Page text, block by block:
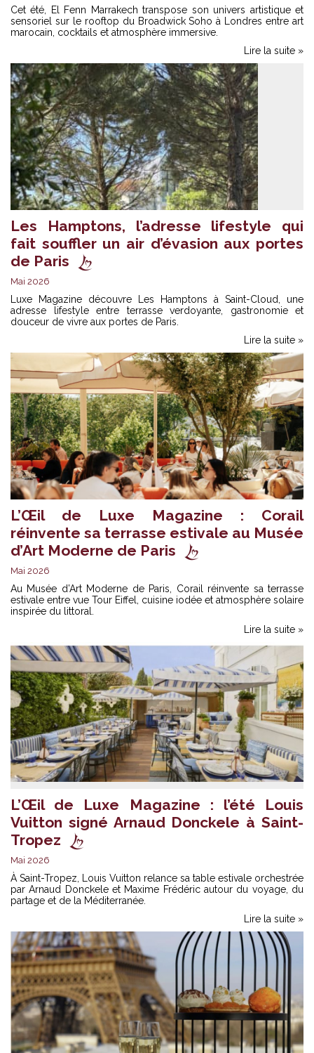
Cet été, El Fenn Marrakech transpose son univers artistique et
sensoriel sur le rooftop du Broadwick Soho à Londres entre art
marocain, cocktails et atmosphère immersive.
Lire la suite »
Les Hamptons, l’adresse lifestyle qui
fait souffler un air d’évasion aux portes
de Paris
Mai 2026
Luxe Magazine découvre Les Hamptons à Saint-Cloud, une
adresse lifestyle entre terrasse verdoyante, gastronomie et
douceur de vivre aux portes de Paris.
Lire la suite »
L’Œil de Luxe Magazine : Corail
réinvente sa terrasse estivale au Musée
d’Art Moderne de Paris
Mai 2026
Au Musée d’Art Moderne de Paris, Corail réinvente sa terrasse
estivale entre vue Tour Eiffel, cuisine iodée et atmosphère solaire
inspirée du littoral.
Lire la suite »
L’Œil de Luxe Magazine : l’été Louis
Vuitton signé Arnaud Donckele à Saint-
Tropez
Mai 2026
À Saint-Tropez, Louis Vuitton relance sa table estivale orchestrée
par Arnaud Donckele et Maxime Frédéric autour du voyage, du
partage et de la Méditerranée.
Lire la suite »